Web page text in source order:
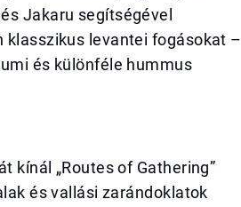
Jakaru segítségével
levantei fogásokat –
és különféle hummus
kínál „Routes of Gathering”
és vallási zarándoklatok